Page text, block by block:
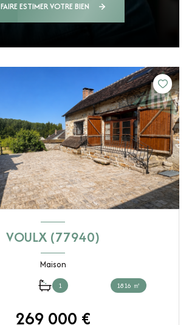
FAIRE ESTIMER VOTRE BIEN
VOULX (77940)
Maison
1 1816 ㎡
269 000 €